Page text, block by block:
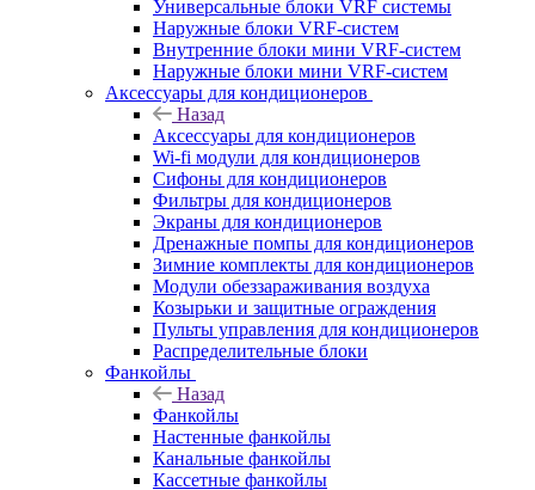
Универсальные блоки VRF системы
Наружные блоки VRF-систем
Внутренние блоки мини VRF-систем
Наружные блоки мини VRF-систем
Аксессуары для кондиционеров
Назад
Аксессуары для кондиционеров
Wi-fi модули для кондиционеров
Сифоны для кондиционеров
Фильтры для кондиционеров
Экраны для кондиционеров
Дренажные помпы для кондиционеров
Зимние комплекты для кондиционеров
Модули обеззараживания воздуха
Козырьки и защитные ограждения
Пульты управления для кондиционеров
Распределительные блоки
Фанкойлы
Назад
Фанкойлы
Настенные фанкойлы
Канальные фанкойлы
Кассетные фанкойлы